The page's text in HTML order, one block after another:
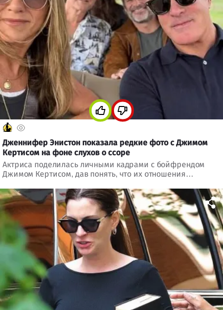
Дженнифер Энистон показала редкие фото с Джимом
Кертисом на фоне слухов о ссоре
Актриса поделилась личными кадрами с бойфрендом
Джимом Кертисом, дав понять, что их отношения
напряжении в паре.